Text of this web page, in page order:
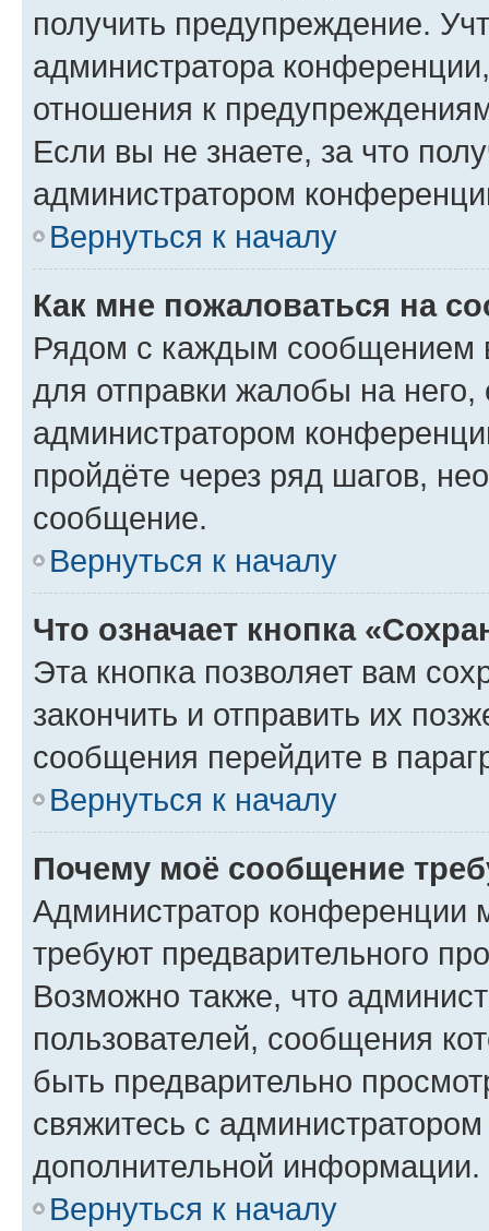
получить предупреждение.
администратора
отношения к
Если вы не знаете, за что
администратором
Вернуться к началу
Как мне пожаловаться на
Рядом с каждым сообщением
для отправки жалобы на
администратором
пройдёте через ряд шагов,
сообщение.
Вернуться к началу
Что означает кнопка
Эта кнопка позволяет вам
закончить и отправить их
сообщения перейдите в
Вернуться к началу
Почему моё сообщение
Администратор конференции
требуют предварительного
Возможно также, что
пользователей, сообщения
быть предварительно
свяжитесь с
дополнительной информации.
Вернуться к началу